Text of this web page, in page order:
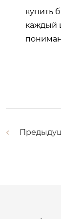
купить
каждый